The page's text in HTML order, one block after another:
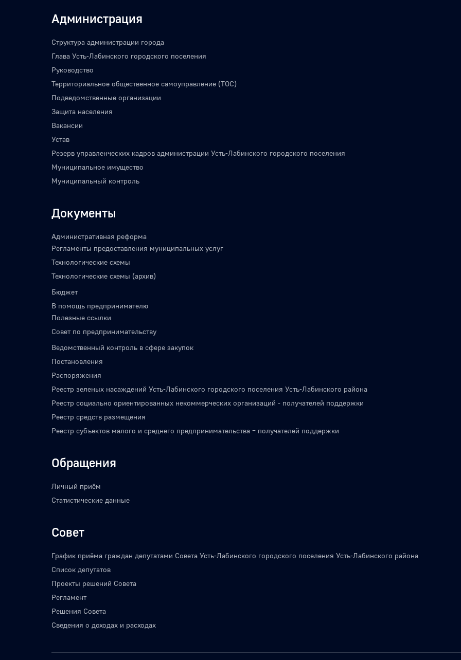
Администрация
Структура администрации города
Глава Усть-Лабинского городского поселения
Руководство
Территориальное общественное самоуправление (ТОС)
Подведомственные организации
Защита населения
Вакансии
Устав
Резерв управленческих кадров администрации Усть-Лабинского городского поселения
Муниципальное имущество
Муниципальный контроль
Документы
Административная реформа
Регламенты предоставления муниципальных услуг
Технологические схемы
Технологические схемы (архив)
Бюджет
В помощь предпринимателю
Полезные ссылки
Совет по предпринимательству
Ведомственный контроль в сфере закупок
Постановления
Распоряжения
Реестр зеленых насаждений Усть-Лабинского городского поселения Усть-Лабинского района
Реестр социально ориентированных некоммерческих организаций - получателей поддержки
Реестр средств размещения
Реестр субъектов малого и среднего предпринимательства – получателей поддержки
Обращения
Личный приём
Статистические данные
Совет
График приёма граждан депутатами Совета Усть-Лабинского городского поселения Усть-Лабинского района
Список депутатов
Проекты решений Совета
Регламент
Решения Совета
Сведения о доходах и расходах